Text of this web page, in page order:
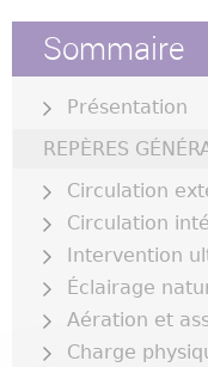
Sommaire
Présentation
REPÈRES
Circulation
Circulation
Intervention
Éclairage
Aération et
Charge